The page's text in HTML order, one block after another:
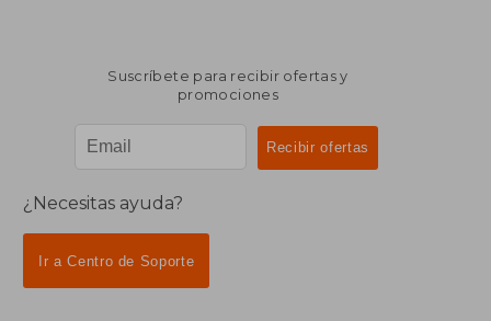
Suscríbete para recibir ofertas y
promociones
¿Necesitas ayuda?
Ir a Centro de Soporte